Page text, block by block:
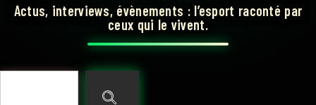
Actus, interviews, évènements : l’esport raconté par
ceux qui le vivent.